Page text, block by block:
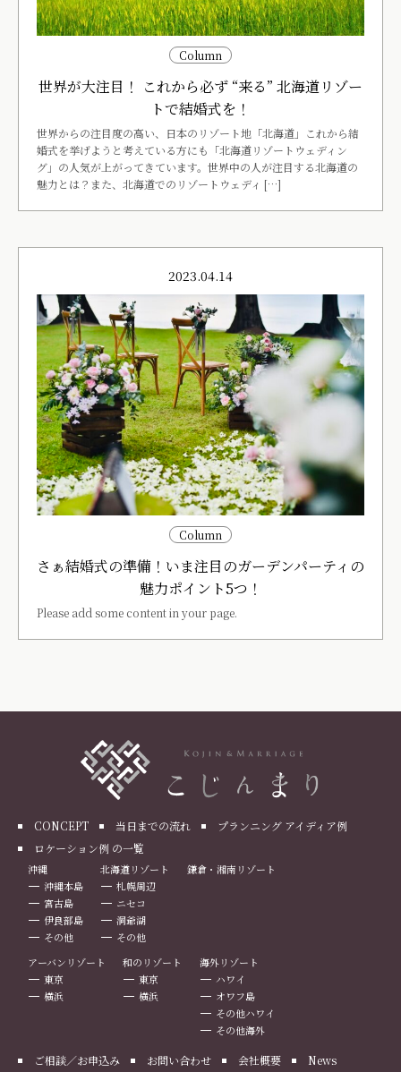
Column
世界が大注目！ これから必ず “来る” 北海道リゾー
トで結婚式を！
世界からの注目度の高い、日本のリゾート地「北海道」これから結
婚式を挙げようと考えている方にも「北海道リゾートウェディン
グ」の人気が上がってきています。世界中の人が注目する北海道の
魅力とは？また、北海道でのリゾートウェディ […]
2023.04.14
Column
さぁ結婚式の準備！いま注目のガーデンパーティの
魅力ポイント5つ！
Please add some content in your page.
CONCEPT 当日までの流れ
プランニング アイディア例
ロケーション例 の一覧
沖縄
沖縄本島
宮古島
伊良部島
その他
北海道リゾート
札幌周辺
ニセコ
洞爺湖
その他
鎌倉・湘南リゾート
アーバンリゾート
東京
横浜
和のリゾート
東京
横浜
海外リゾート
ハワイ
オワフ島
その他ハワイ
その他海外
ご相談／お申込み お問い合わせ 会社概要 News